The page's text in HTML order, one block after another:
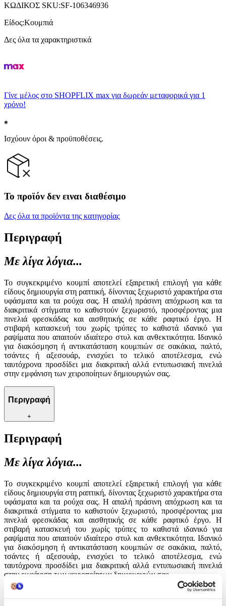
ΚΩΔΙΚΟΣ SKU:SF-106346936
Είδος:Κουμπιά
Δες όλα τα χαρακτηριστικά
Γίνε μέλος στο SHOPFLIX max για δωρεάν μεταφορικά για 1
χρόνο!
Ισχύουν όροι & προϋποθέσεις.
Το προϊόν δεν ειναι διαθέσιμο
Δες όλα τα προϊόντα της κατηγορίας
Περιγραφή
Με λίγα λόγια...
Το συγκεκριμένο κουμπί αποτελεί εξαιρετική επιλογή για κάθε
είδους δημιουργία στη ραπτική, δίνοντας ξεχωριστό χαρακτήρα στα
υφάσματα και τα ρούχα σας. Η απαλή πράσινη απόχρωση και τα
διακριτικά στίγματα το καθιστούν ξεχωριστό, προσφέροντας μια
πινελιά φρεσκάδας και αισθητικής σε κάθε ραφτικό έργο. Η
στιβαρή κατασκευή του χωρίς τρύπες το καθιστά ιδανικό για
ραψίματα που απαιτούν ιδιαίτερο στυλ και ανθεκτικότητα. Ιδανικό
για διακόσμηση ή αντικατάσταση κουμπιών σε σακάκια, παλτό,
τσάντες ή αξεσουάρ, ενισχύει το τελικό αποτέλεσμα, ενώ
ταυτόχρονα προσδίδει μια διακριτική αλλά εντυπωσιακή πινελιά
στην εμφάνιση των χειροποίητων δημιουργιών σας.
Περιγραφή
+
Περιγραφή
Με λίγα λόγια...
Το συγκεκριμένο κουμπί αποτελεί εξαιρετική επιλογή για κάθε
είδους δημιουργία στη ραπτική, δίνοντας ξεχωριστό χαρακτήρα στα
υφάσματα και τα ρούχα σας. Η απαλή πράσινη απόχρωση και τα
διακριτικά στίγματα το καθιστούν ξεχωριστό, προσφέροντας μια
πινελιά φρεσκάδας και αισθητικής σε κάθε ραφτικό έργο. Η
στιβαρή κατασκευή του χωρίς τρύπες το καθιστά ιδανικό για
ραψίματα που απαιτούν ιδιαίτερο στυλ και ανθεκτικότητα. Ιδανικό
για διακόσμηση ή αντικατάσταση κουμπιών σε σακάκια, παλτό,
τσάντες ή αξεσουάρ, ενισχύει το τελικό αποτέλεσμα, ενώ
ταυτόχρονα προσδίδει μια διακριτική αλλά εντυπωσιακή πινελιά
στην εμφάνιση των χειροποίητων δημιουργιών σας.
Χαρακτηριστικά